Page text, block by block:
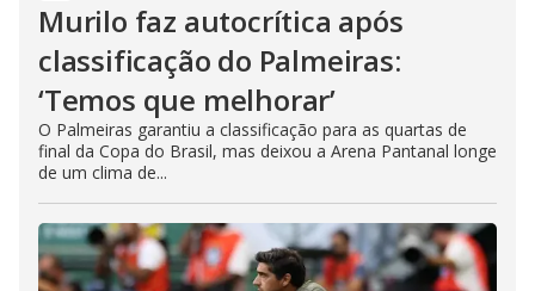
Murilo faz autocrítica após
classificação do Palmeiras:
‘Temos que melhorar’
O Palmeiras garantiu a classificação para as quartas de
final da Copa do Brasil, mas deixou a Arena Pantanal longe
de um clima de...